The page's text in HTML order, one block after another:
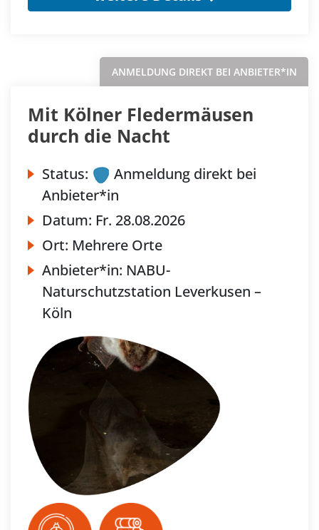
ANMELDUNG DIREKT BEI ANBIETER*IN
Mit Kölner Fledermäusen
durch die Nacht
Status:
Anmeldung direkt bei
Anbieter*in
Datum: Fr. 28.08.2026
Ort: Mehrere Orte
Anbieter*in: NABU-
Naturschutzstation Leverkusen –
Köln